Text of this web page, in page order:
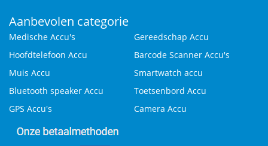
Aanbevolen categorie
Medische Accu's
Gereedschap Accu
Hoofdtelefoon Accu
Barcode Scanner Accu's
Muis Accu
Smartwatch accu
Bluetooth speaker Accu
Toetsenbord Accu
GPS Accu's
Camera Accu